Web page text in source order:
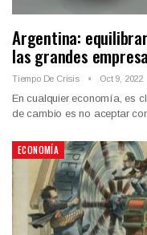
Argentina:
las grandes
Tiempo De Crisis Oct 9, 2022
En cualquier economía, es
de cambio es no aceptar
ECONOMÍA